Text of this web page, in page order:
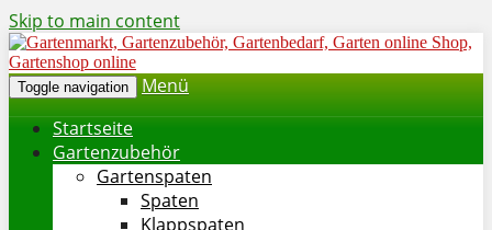
Skip to main content
Toggle navigation
Menü
Startseite
Gartenzubehör
Gartenspaten
Spaten
Klappspaten